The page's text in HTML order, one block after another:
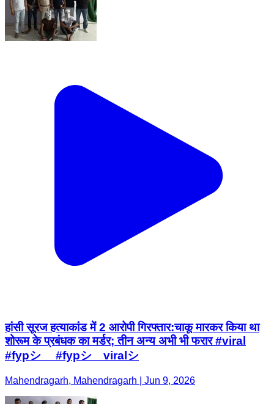
हांसी सूरज हत्याकांड में 2 आरोपी गिरफ्तार:चाकू मारकर किया था
शोरूम के प्रबंधक का मर्डर; तीन अन्य अभी भी फरार #viral
#fypシ゚ #fypシ゚viralシ
Mahendragarh, Mahendragarh | Jun 9, 2026